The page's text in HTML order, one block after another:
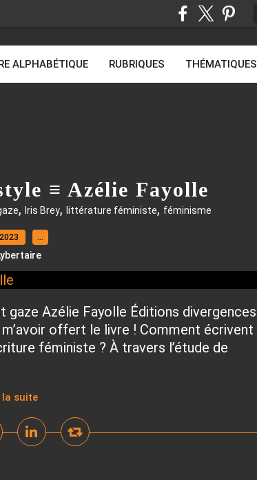
ALPHABÉTIQUE RUBRIQUES THÉMATIQUES
≡ Azélie Fayolle
, Iris Brey, littérature féministe, féminisme
…
Azélie Fayolle Éditions divergences
offert le livre ! Comment écrivent
féministe ? À travers l’étude de
la suite